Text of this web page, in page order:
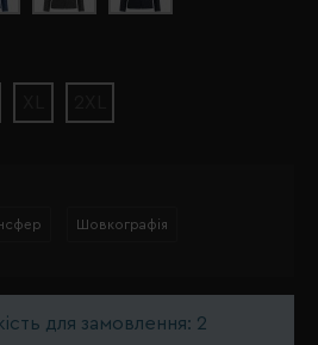
Шовкографія
для замовлення: 2